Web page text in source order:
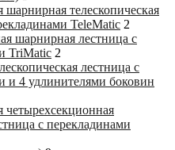
шарнирная телескопическая
TeleMatic 2
шарнирная лестница с
TriMatic 2
лестница с
и 4 удлинителями боковин
четырехсекционная
с перекладинами